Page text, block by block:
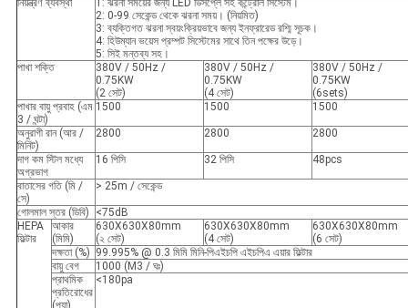
নিয়ন্ত্রণ ব্যবস্থা
1: ঝরনা সময়ের জন্য LED ডিসপ্লে সহ কন্ট্রোল সিস্টেম।
2: 0-99 সেকেন্ড থেকে ঝরনা সময়। (নিয়মিত)
3: ব্যক্তিগত ঝরনা স্বয়ংক্রিয়ভাবে জন্য ইনফ্রারেড রশ্মি সূচক।
4: হিউম্যান ভয়েস প্রম্পট সিস্টেমের সাথে তিন পক্ষের উড়ে।
5: সিই মন্তব্য সহ।
পাখা শক্তি
380V / 50Hz /
0.75KW
(2 সেট)
380V / 50Hz /
0.75KW
(4 সেট)
380V / 50Hz /
0.75KW
(6sets)
পাখার বায়ু প্রবাহ (এম
3 / ঘন্টা)
1500 1500 1500
অনুরাগী রান (আর /
মিনিট)
2800 2800 2800
দাগ কম স্টিল মধ্যে
অগ্রভাগ
16 পিসি 32 পিসি 48pcs
বাতাসের গতি (মি /
সে)
> 25m / সেকেন্ড
গোলমাল স্তর (ডিবি)
<75dB
HEPA
ফিল্টার
আকার
(মিমি)
630X630X80mm
(২ সেট)
630X630X80mm
(4 সেট)
630X630X80mm
(6 সেট)
দক্ষতা (%) 99.995% @ 0.3 মিমি মিনি-পিএইচপি এইচপিএ এয়ার ফিল্টার
বায়ু বেগ
1000 (M3 / ঘঃ)
প্রাথমিক
প্রতিরোধের
<180pa